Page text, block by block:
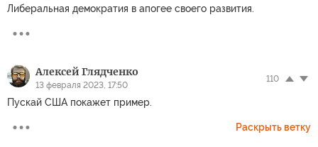
Либеральная демократия в апогее своего развития.
Алексей Глядченко
13 февраля 2023, 17:50
110
Пускай США покажет пример.
Раскрыть ветку